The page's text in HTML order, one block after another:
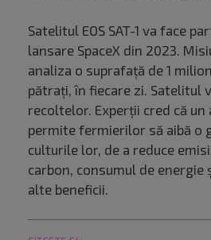
Satelitul EOS SAT-1 va face
lansare SpaceX din 2023.
analiza o suprafață de 1
pătrați, în fiecare zi. Satelitul
recoltelor. Experții cred că
permite fermierilor să aibă o
culturile lor, de a reduce
carbon, consumul de energie
alte beneficii.